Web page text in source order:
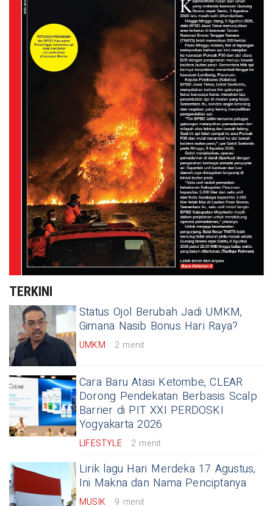
TERKINI
Status Ojol Berubah Jadi UMKM,
Gimana Nasib Bonus Hari Raya?
UMKM 2 menit
Cara Baru Atasi Ketombe, CLEAR
Dorong Pendekatan Berbasis Scalp
Barrier di PIT XXI PERDOSKI
Yogyakarta 2026
LIFESTYLE 2 menit
Lirik lagu Hari Merdeka 17 Agustus,
Ini Makna dan Nama Penciptanya
MUSIK 9 menit